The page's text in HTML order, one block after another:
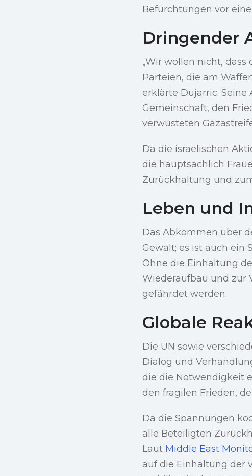
Befürchtungen vor
Dringender
„Wir wollen nicht,
Parteien, die am
erklärte Dujarric.
Gemeinschaft, den
verwüsteten
Da die israelischen
die hauptsächlich
Zurückhaltung und
Leben und
Das Abkommen über
Gewalt; es ist auch ein
Ohne die Einhaltung
Wiederaufbau und zur
gefährdet werden.
Globale
Die UN sowie
Dialog und
die die Notwendigkeit
den fragilen Frieden,
Da die Spannungen
alle Beteiligten
Laut Middle East
auf die Einhaltung der